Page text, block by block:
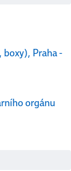
Praha -
orgánu